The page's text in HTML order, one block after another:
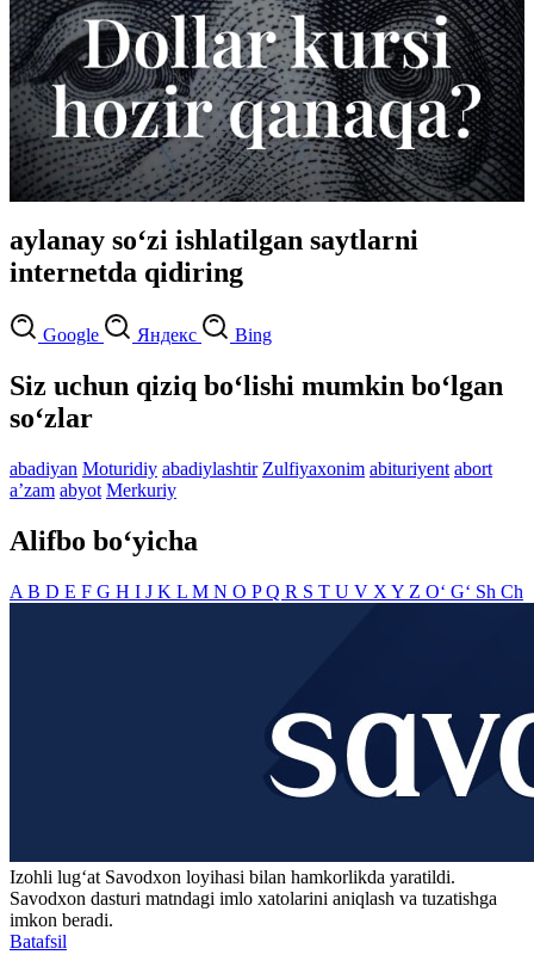
aylanay so‘zi ishlatilgan saytlarni
internetda qidiring
Google Яндекс Bing
Siz uchun qiziq bo‘lishi mumkin bo‘lgan
so‘zlar
abadiyan Moturidiy abadiylashtir Zulfiyaxonim abituriyent abort
aʼzam abyot Merkuriy
Alifbo bo‘yicha
A B D E F G H I J K L M N O PQ R S T U V X Y Z O‘ G‘ Sh Ch
Izohli lugʻat Savodxon loyihasi bilan hamkorlikda yaratildi.
Savodxon dasturi matndagi imlo xatolarini aniqlash va tuzatishga
imkon beradi.
Batafsil